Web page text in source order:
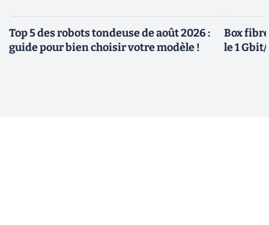
Top 5 des robots tondeuse de août 2026 :
guide pour bien choisir votre modèle !
Box
le 1